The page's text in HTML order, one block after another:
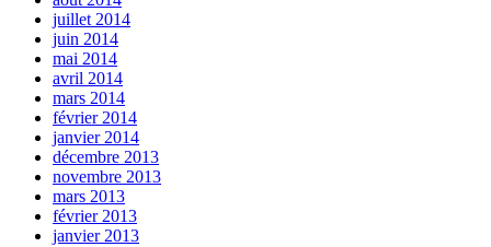
juillet 2014
juin 2014
mai 2014
avril 2014
mars 2014
février 2014
janvier 2014
décembre 2013
novembre 2013
mars 2013
février 2013
janvier 2013